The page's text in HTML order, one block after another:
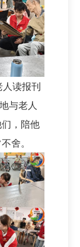
读报刊
与老人
，陪他
舍。